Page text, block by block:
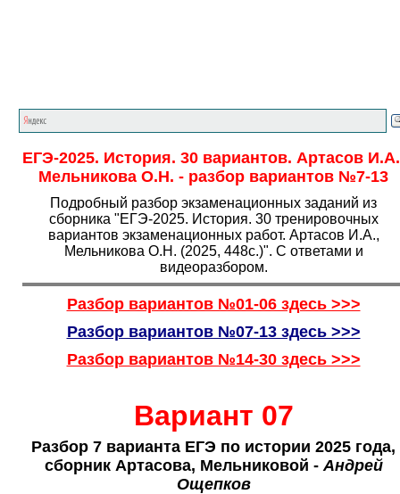
ЕГЭ-2025. История. 30 вариантов. Артасов
Мельникова О.Н. - разбор вариантов №7-13
Подробный разбор экзаменационных заданий из
сборника "ЕГЭ-2025. История. 30 тренировочных
вариантов экзаменационных работ. Артасов И.А.,
Мельникова О.Н. (2025, 448с.)". С ответами и
видеоразбором.
Разбор вариантов №01-06 здесь >>>
Разбор вариантов №07-13 здесь >>>
Разбор вариантов №14-30 здесь >>>
Вариант 07
Разбор 7 варианта ЕГЭ по истории 2025 года,
сборник Артасова, Мельниковой -Андрей
Ощепков